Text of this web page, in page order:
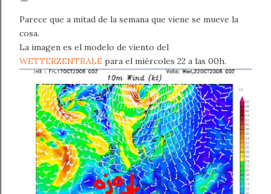
Parece que a mitad de la semana que viene se mueve la
cosa.
La imagen es el modelo de viento del
WETTERZENTRALE para el miércoles 22 a las 00h.